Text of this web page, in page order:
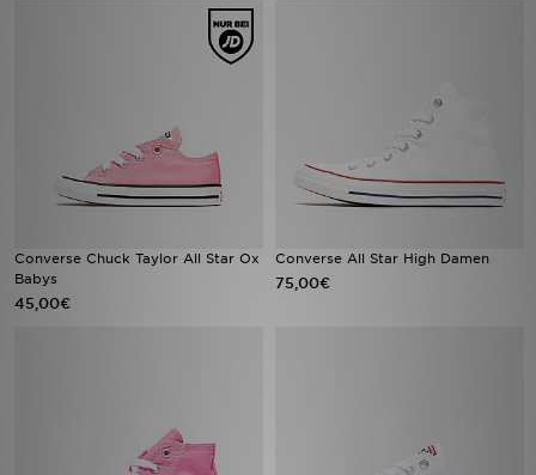
Converse Chuck Taylor All Star Ox
Babys
45,00€
Converse All Star High Damen
75,00€